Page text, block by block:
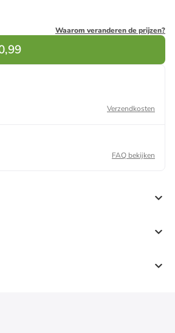
Waarom veranderen de prijzen?
Verzendkosten
FAQ bekijken